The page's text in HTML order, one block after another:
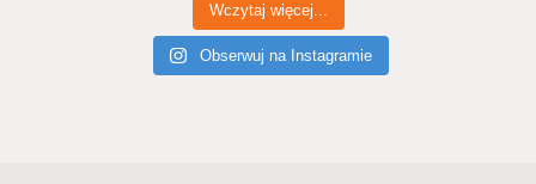
Wczytaj więcej...
Obserwuj na Instagramie